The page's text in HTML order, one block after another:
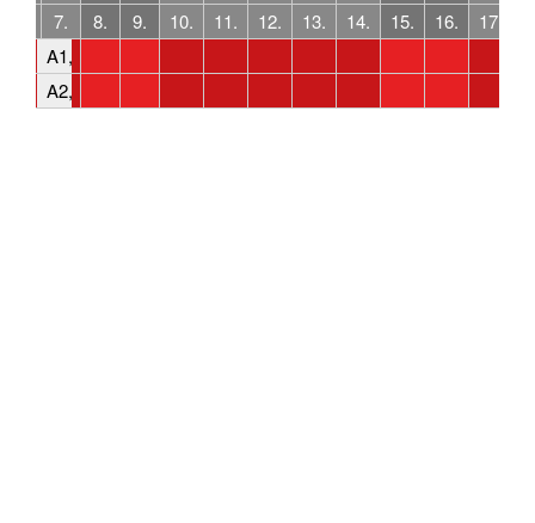
7. 8. 9. 10. 11. 12. 13. 14. 15. 16. 17.
A1, 4-5 osoby, 2 ložnice
A2, 2-3 osob, 1 ložnice